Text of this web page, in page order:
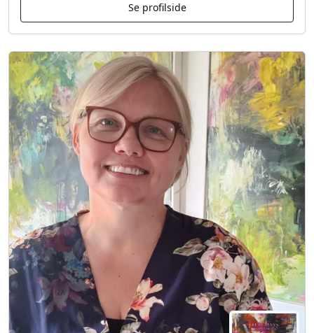
Se profilside